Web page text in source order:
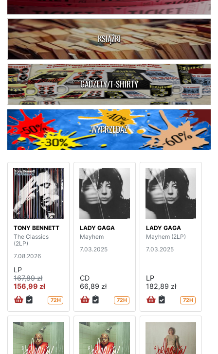
KSIĄŻKI
GADŻETY/T-SHIRTY
WYPRZEDAŻ
TONY BENNETT
The Classics
(2LP)
7.08.2026
LP
167,89 zł
156,99 zł
72H
LADY GAGA
Mayhem
7.03.2025
CD
66,89 zł
72H
LADY GAGA
Mayhem (2LP)
7.03.2025
LP
182,89 zł
72H